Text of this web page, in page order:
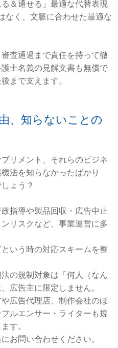
＆通せる」最適な代替表現
なく、文脈に合わせた最適な
査通過まで責任を持って徹
士名義の見解文書も無償で
まで支えます。
、知らないことの
リメント、それらのビジネ
法を知らなかったばかり
ょう？
指導や製品回収・広告中止
リスクなど、事業運営に多
いう時の対応スキームを整
の規制対象は「何人（なん
広告主に限定しません。
広告代理店、制作会社のほ
ルエンサー・ライターも規
す。
お問い合わせください。